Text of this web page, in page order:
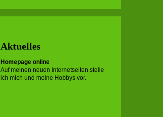
Aktuelles
Homepage online
Auf meinen neuen Internetseiten stelle
ich mich und meine Hobbys vor.